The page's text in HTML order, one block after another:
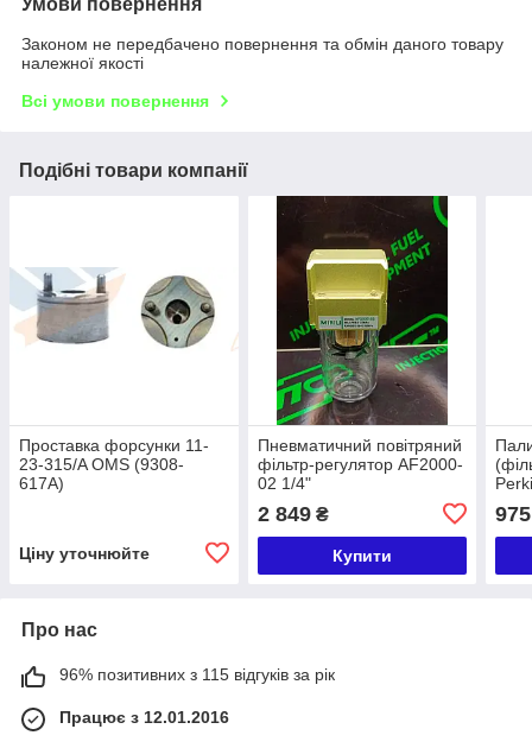
Умови повернення
Законом не передбачено повернення та обмін даного товару
належної якості
Всі умови повернення
Подібні товари компанії
Проставка форсунки 11-
23-315/A OMS (9308-
617A)
Ціну уточнюйте
Пневматичний повітряний
фільтр-регулятор AF2000-
02 1/4"
2 849₴
Купити
975
Про нас
96% позитивних з 115 відгуків за рік
Працює з 12.01.2016